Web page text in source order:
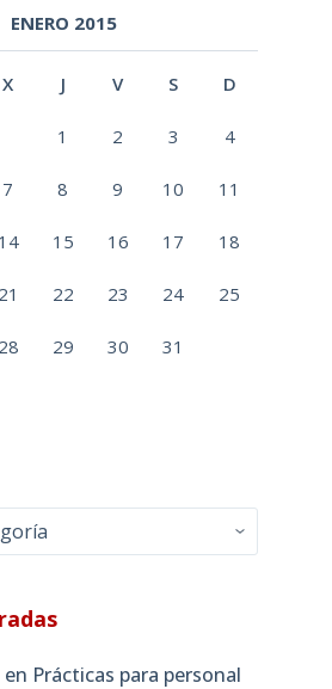
ENERO 2015
X J V S D
1 2 3 4
7 8 9 10 11
14 15 16 17 18
21 22 23 24 25
28 29 30 31
Prácticas para personal